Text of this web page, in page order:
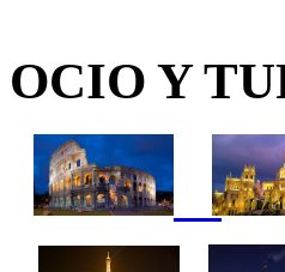
OCIO Y